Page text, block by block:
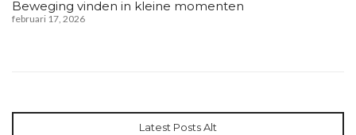
Beweging vinden in kleine momenten
februari 17, 2026
Latest Posts Alt